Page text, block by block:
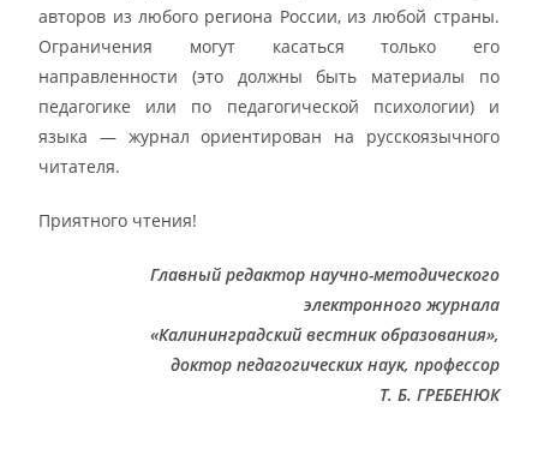
авторов из любого региона России, из любой страны.
Ограничения могут касаться только его
направленности (это должны быть материалы по
педагогике или по педагогической психологии) и
языка — журнал ориентирован на русскоязычного
читателя.
Приятного чтения!
Главный редактор научно-методического
электронного журнала
«Калининградский вестник образования»,
доктор педагогических наук, профессор
Т. Б. ГРЕБЕНЮК